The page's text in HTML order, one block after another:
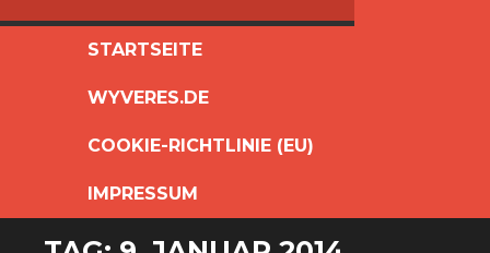
SPRINGEN
STARTSEITE
WYVERES.DE
COOKIE-RICHTLINIE (EU)
IMPRESSUM